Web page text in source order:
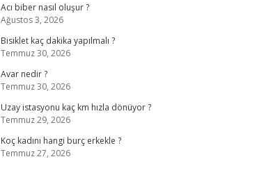
Acı biber nasıl oluşur ?
Ağustos 3, 2026
Bisiklet kaç dakika yapılmalı ?
Temmuz 30, 2026
Avar nedir ?
Temmuz 30, 2026
Uzay istasyonu kaç km hızla dönüyor ?
Temmuz 29, 2026
Koç kadını hangi burç erkekle ?
Temmuz 27, 2026